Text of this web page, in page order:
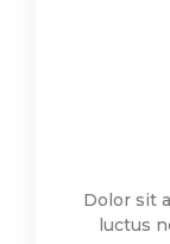
Dolor sit
luctus